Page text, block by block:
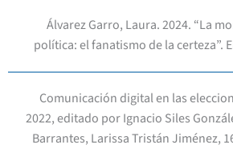
Álvarez Garro, Laura. 2024. “La
política: el fanatismo de la certeza”.
Comunicación digital en las
2022, editado por Ignacio Siles
Barrantes, Larissa Tristán Jiménez,